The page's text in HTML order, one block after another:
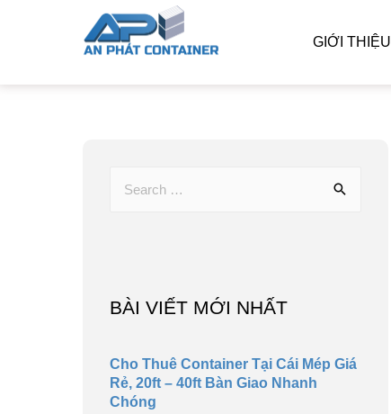
GIỚI THIỆU
BÀI VIẾT MỚI NHẤT
Cho Thuê Container Tại Cái Mép Giá
Rẻ, 20ft – 40ft Bàn Giao Nhanh
Chóng